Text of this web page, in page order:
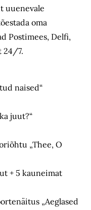
uuenevale
oma
Postimees, Delfi,
24/7.
naised“
juut?“
„Thee, O
+ 5 kauneimat
„Aeglased